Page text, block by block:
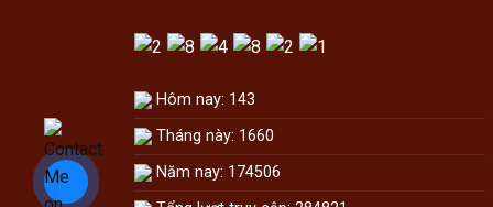
Hôm nay: 143
Tháng này: 1660
Năm nay: 174506